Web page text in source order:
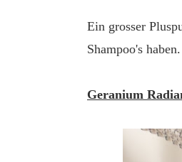
Ein grosser
Shampoo's haben.
Geranium